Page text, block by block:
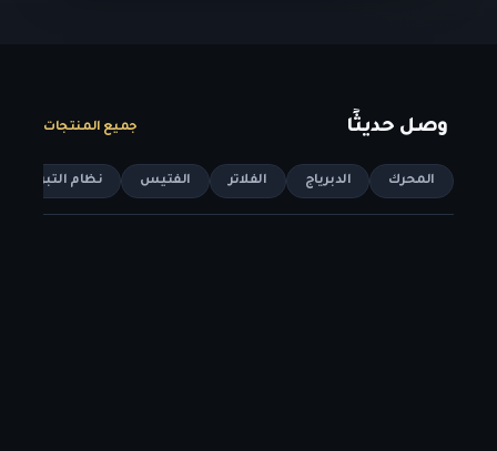
وصل حديثًا
المحرك الدبرياج الفلاتر الفتيس نظام التبريد
جميع المنتجات